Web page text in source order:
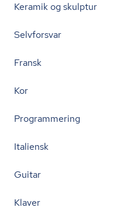
Keramik og skulptur
Selvforsvar
Fransk
Kor
Programmering
Italiensk
Guitar
Klaver